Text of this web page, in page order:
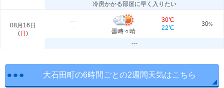
冷房かかる部屋に早く入りたい
08月16日
(日 )
---
---
曇時々晴
30℃
22℃
30%
---
大石田町の6時間ごとの2週間天気はこちら